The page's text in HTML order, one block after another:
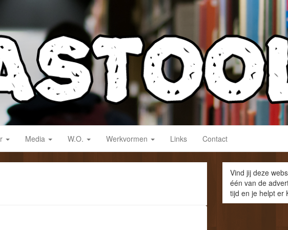
Media W.O. Werkvormen Links Contact
Vind jij deze
één van de
tijd en je helpt er